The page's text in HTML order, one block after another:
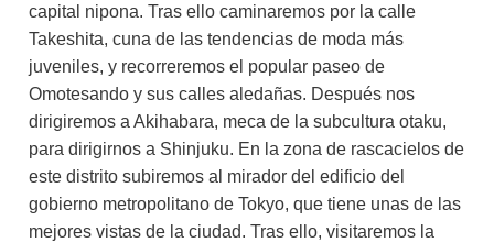
capital nipona. Tras ello caminaremos por la calle
Takeshita, cuna de las tendencias de moda más
juveniles, y recorreremos el popular paseo de
Omotesando y sus calles aledañas. Después nos
dirigiremos a Akihabara, meca de la subcultura otaku,
para dirigirnos a Shinjuku. En la zona de rascacielos de
este distrito subiremos al mirador del edificio del
gobierno metropolitano de Tokyo, que tiene unas de las
mejores vistas de la ciudad. Tras ello, visitaremos la